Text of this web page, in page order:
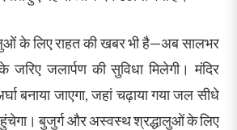
के लिए राहत की खबर भी है—अब सालभर
जरिए जलार्पण की सुविधा मिलेगी। मंदिर
बनाया जाएगा, जहां चढ़ाया गया जल सीधे
बुजुर्ग और अस्वस्थ श्रद्धालुओं के लिए